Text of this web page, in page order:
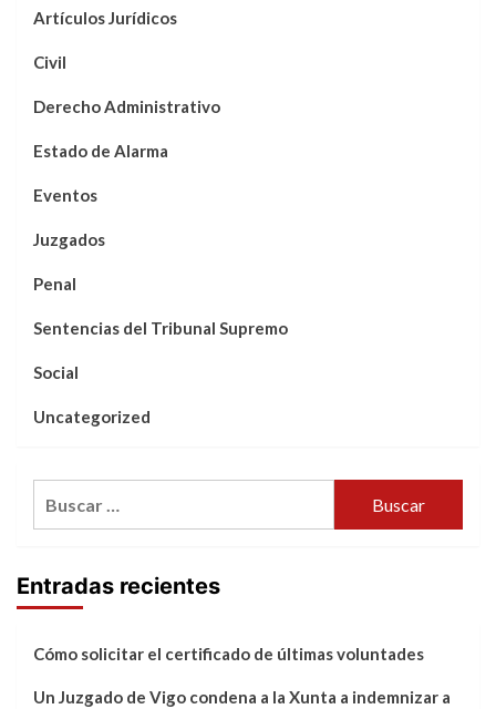
Artículos Jurídicos
Civil
Derecho Administrativo
Estado de Alarma
Eventos
Juzgados
Penal
Sentencias del Tribunal Supremo
Social
Uncategorized
Entradas recientes
Cómo solicitar el certificado de últimas voluntades
Un Juzgado de Vigo condena a la Xunta a indemnizar a